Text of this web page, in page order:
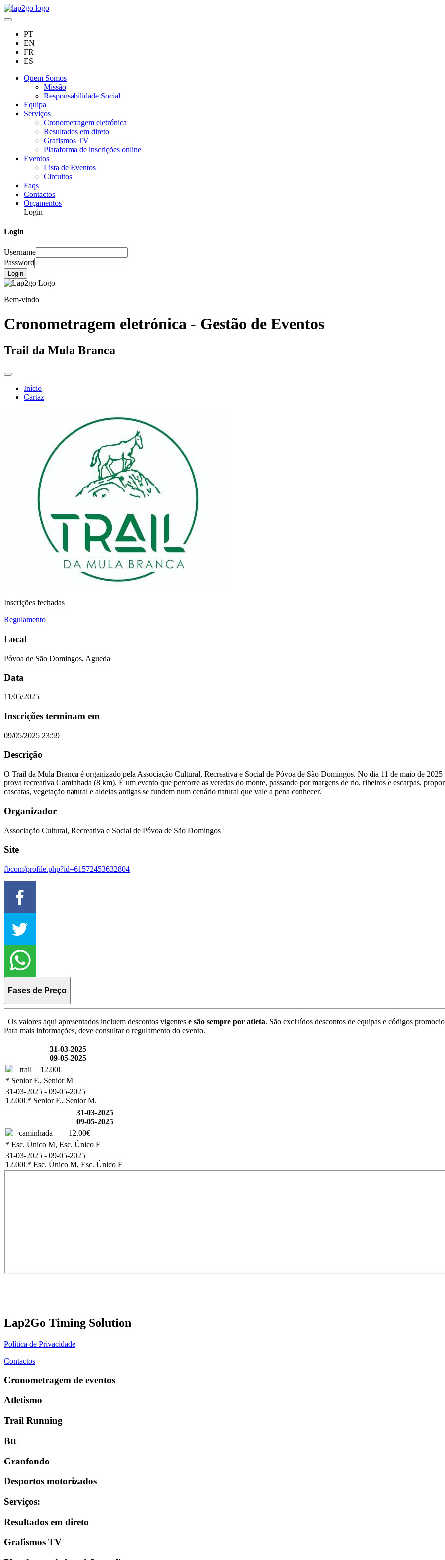
PT
EN
FR
ES
Quem Somos
Missão
Responsabilidade Social
Equipa
Serviços
Cronometragem eletrónica
Resultados em direto
Grafismos TV
Plataforma de inscrições online
Eventos
Lista de Eventos
Circuitos
Faqs
Contactos
Orçamentos
Login
Login
Username
Password
Login
Bem-vindo
Cronometragem eletrónica - Gestão de Eventos
Trail da Mula Branca
Início
Cartaz
Inscrições fechadas
Regulamento
Local
Póvoa de São Domingos, Agueda
Data
11/05/2025
Inscrições terminam em
09/05/2025 23:59
Descrição
O Trail da Mula Branca é organizado pela Associação Cultural, Recreativa e Social de Póvoa de São Domingos. No dia 11 de maio de
prova recreativa Caminhada (8 km). É um evento que percorre as veredas do monte, passando por margens de rio, ribeiros e escarpas,
cascatas, vegetação natural e aldeias antigas se fundem num cenário natural que vale a pena conhecer.
Organizador
Associação Cultural, Recreativa e Social de Póvoa de São Domingos
Site
fbcom/profile.php?id=61572453632804
Fases de Preço
Os valores aqui apresentados incluem descontos vigentes e são sempre por atleta. São excluídos descontos de equipas e códigos
Para mais informações, deve consultar o regulamento do evento.
31-03-2025
09-05-2025
trail
12.00€
* Senior F., Senior M.
31-03-2025 - 09-05-2025
12.00€* Senior F., Senior M.
31-03-2025
09-05-2025
caminhada
12.00€
* Esc. Único M, Esc. Único F
31-03-2025 - 09-05-2025
12.00€* Esc. Único M, Esc. Único F
Lap2Go Timing Solution
Política de Privacidade
Contactos
Cronometragem de eventos
Atletismo
Trail Running
Btt
Granfondo
Desportos motorizados
Serviços:
Resultados em direto
Grafismos TV